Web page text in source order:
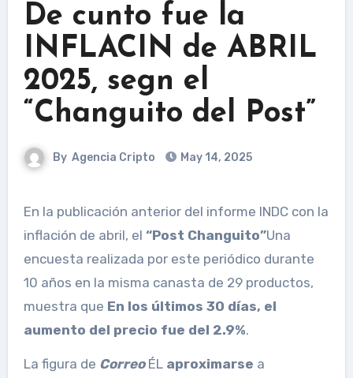
De cunto fue la
INFLACIN de ABRIL
2025, segn el
“Changuito del Post”
By Agencia Cripto May 14, 2025
En la publicación anterior del informe INDC con la
inflación de abril, el “Post Changuito”Una
encuesta realizada por este periódico durante
10 años en la misma canasta de 29 productos,
muestra que En los últimos 30 días, el
aumento del precio fue del 2.9%.
La figura de CorreoÉL aproximarse a